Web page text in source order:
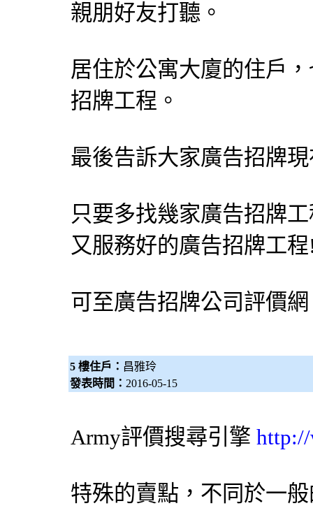
親朋好友打聽。
居住於公寓大廈的住戶
招牌工程。
最後告訴大家廣告招牌
只要多找幾家廣告招牌
又服務好的廣告招牌工
可至廣告招牌公司評價網
5 樓住戶： 昌雅玲
發表時間： 2016-05-15
Army評價搜尋引擎
特殊的賣點，不同於一